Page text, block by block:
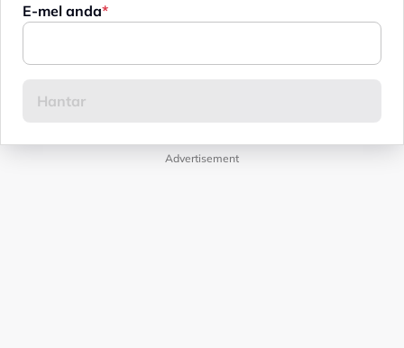
E-mel anda
Advertisement